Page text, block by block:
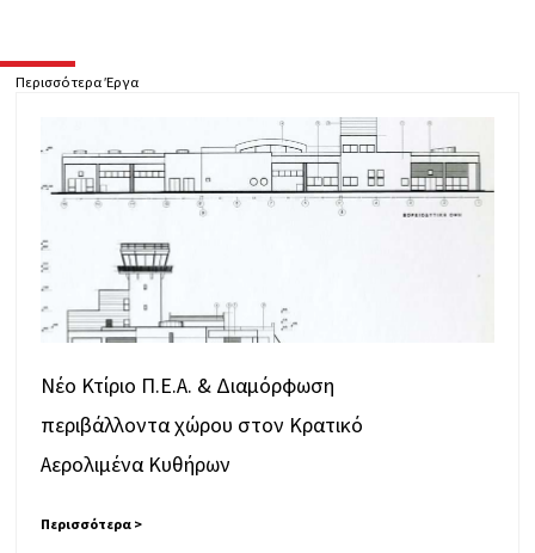
Περισσότερα Έργα
Νέο Κτίριο Π.Ε.Α. & Διαμόρφωση
περιβάλλοντα χώρου στον Κρατικό
Αερολιμένα Κυθήρων
Περισσότερα >